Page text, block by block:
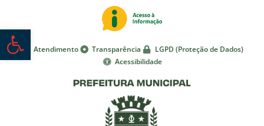
Abrir a barra de ferramentas
Atendimento Transparência
LGPD (Proteção de Dados)
Acessibilidade